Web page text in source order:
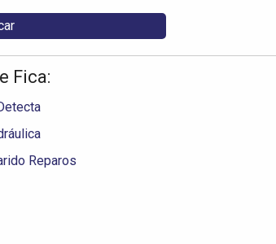
Fica:
Reparos